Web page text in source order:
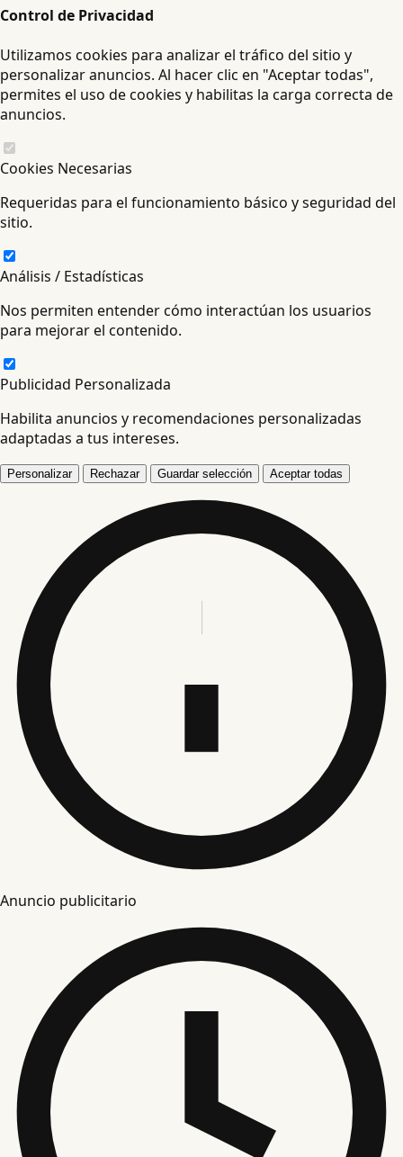
Control de Privacidad
Utilizamos cookies para analizar el tráfico del sitio y
personalizar anuncios. Al hacer clic en "Aceptar todas",
permites el uso de cookies y habilitas la carga correcta de
anuncios.
Cookies Necesarias
Requeridas para el funcionamiento básico y seguridad del
sitio.
Análisis / Estadísticas
Nos permiten entender cómo interactúan los usuarios
para mejorar el contenido.
Publicidad Personalizada
Habilita anuncios y recomendaciones personalizadas
adaptadas a tus intereses.
Personalizar Rechazar Guardar selección Aceptar todas
Anuncio publicitario